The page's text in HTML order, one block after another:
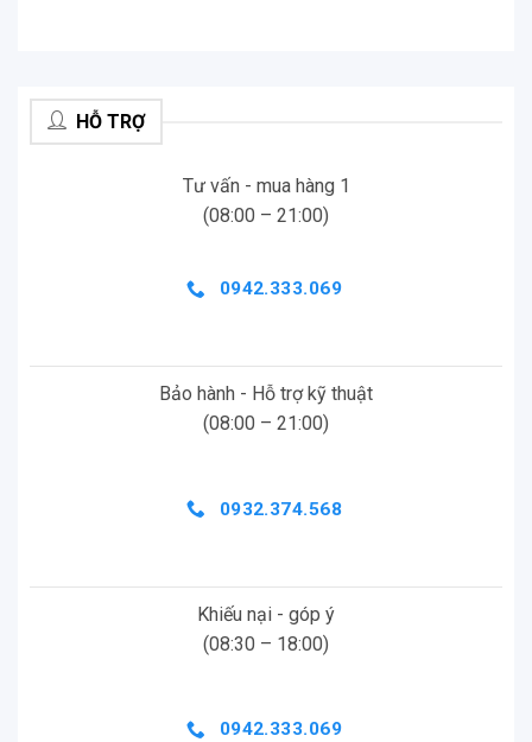
HỖ TRỢ
Tư vấn - mua hàng 1
(08:00 – 21:00)
0942.333.069
Bảo hành - Hỗ trợ kỹ thuật
(08:00 – 21:00)
0932.374.568
Khiếu nại - góp ý
(08:30 – 18:00)
0942.333.069